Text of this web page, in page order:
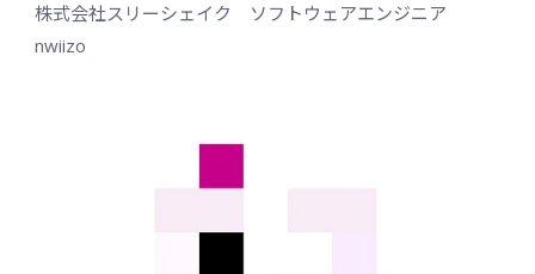
株式会社スリーシェイク ソフトウェアエンジニア
nwiizo